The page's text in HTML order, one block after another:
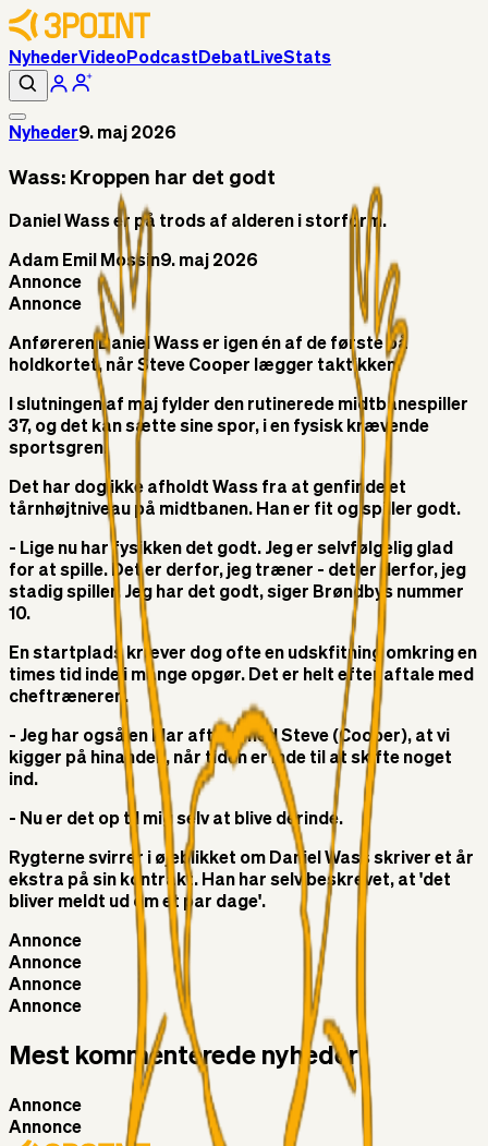
NyhederVideoPodcast Debat LiveStats
Nyheder9. maj 2026
Wass: Kroppen har det godt
Daniel Wass er på trods af alderen i storform.
Adam Emil Mossin9. maj 2026
Annonce
Annonce
Anføreren Daniel Wass er igen én af de første på
holdkortet, når Steve Cooper lægger taktikken.
I slutningen af maj fylder den rutinerede midtbanespiller
37, og det kan sætte sine spor, i en fysisk krævende
sportsgren.
Det har dog ikke afholdt Wass fra at genfinde et
tårnhøjtniveau på midtbanen. Han er fit og spiller godt.
- Lige nu har fysikken det godt. Jeg er selvfølgelig glad
for at spille. Det er derfor, jeg træner - det er derfor, jeg
stadig spiller. Jeg har det godt, siger Brøndbys nummer
10.
En startplads kræver dog ofte en udskfitning omkring en
times tid inde i mange opgør. Det er helt efter aftale med
cheftræneren.
- Jeg har også en klar aftale med Steve (Cooper), at vi
kigger på hinanden, når tiden er inde til at skifte noget
ind.
- Nu er det op til mig selv at blive derinde.
Rygterne svirrer i øjeblikket om Daniel Wass skriver et år
ekstra på sin kontrakt. Han har selv beskrevet, at 'det
bliver meldt ud om et par dage'.
Annonce
Annonce
Annonce
Annonce
Mest kommenterede nyheder
Annonce
Annonce